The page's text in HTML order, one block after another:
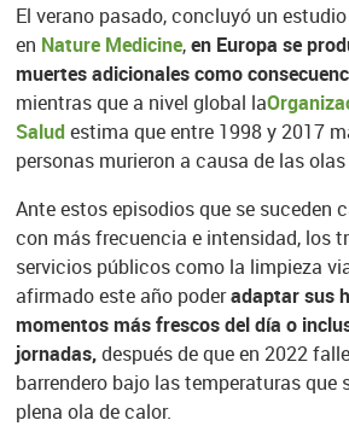
El verano pasado, concluyó un
en Nature Medicine,en Europa se
muertes adicionales como
mientras que a nivel global la
Saludestima que entre 1998 y 2017
personas murieron a causa de las
Ante estos episodios que se suceden
con más frecuencia e intensidad, los
servicios públicos como la limpieza
afirmado este año poderadaptar sus
momentos más frescos del día o
jornadas,después de que en 2022
barrendero bajo las temperaturas que
plena ola de calor.